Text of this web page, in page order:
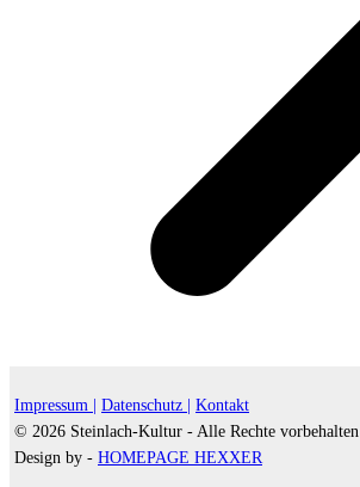
Impressum | Datenschutz |
Kontakt
© 2026 Steinlach-Kultur - Alle Rechte vorbehalten |
Design by - HOMEPAGE HEXXER